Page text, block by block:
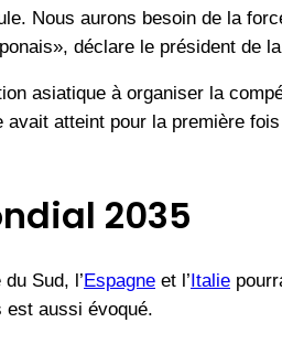
Nous aurons besoin de la
déclare le président de
asiatique à organiser la
atteint pour la première
2035
Sud, l’Espagne et l’Italie
est aussi évoqué.